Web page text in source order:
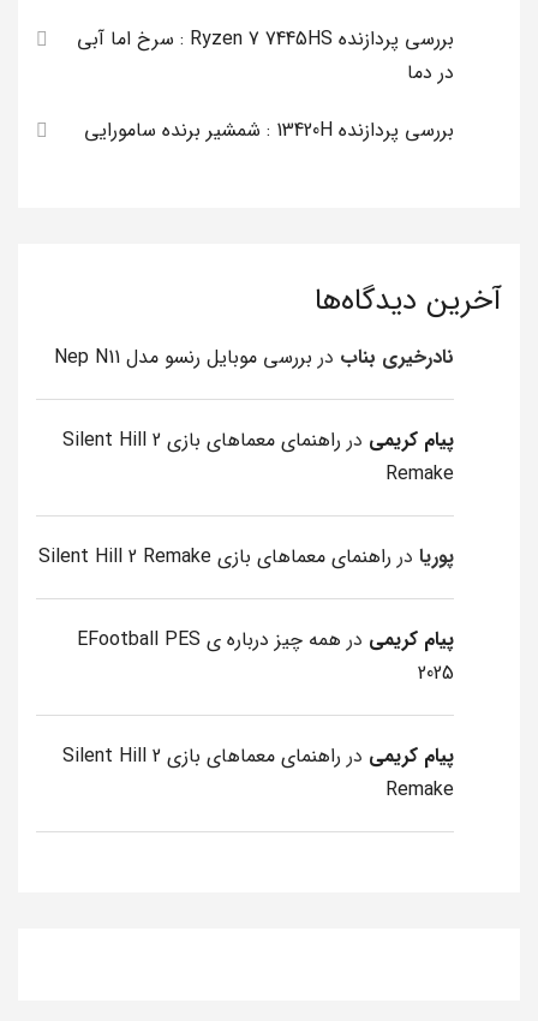
بررسی پردازنده Ryzen 7 7445HS : سرخ اما آبی
در دما
بررسی پردازنده 13420H : شمشیر برنده سامورایی
آخرین دیدگاه‌ها
نادرخیری بناب در بررسی موبایل رنسو مدل Nep N11
پیام کریمی در
راهنمای معماهای بازی Silent Hill 2
Remake
پوریا در راهنمای معماهای بازی Silent Hill 2 Remake
پیام کریمی در
همه چیز درباره ی EFootball PES
2025
پیام کریمی در
راهنمای معماهای بازی Silent Hill 2
Remake